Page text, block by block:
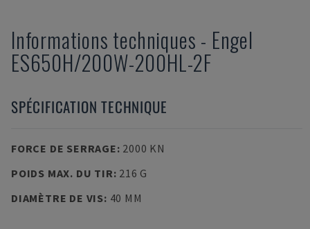
Informations techniques - Engel
ES650H/200W-200HL-2F
SPÉCIFICATION TECHNIQUE
FORCE DE SERRAGE: 2000 KN
POIDS MAX. DU TIR: 216 G
DIAMÈTRE DE VIS: 40 MM